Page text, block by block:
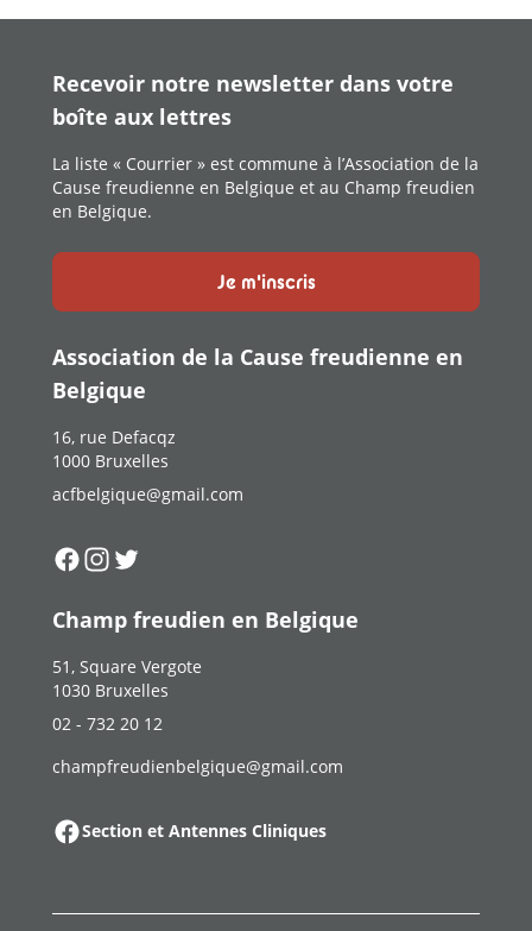
Recevoir notre newsletter dans votre
boîte aux lettres
La liste « Courrier » est commune à l’Association de la
Cause freudienne en Belgique et au Champ freudien
en Belgique.
Je m'inscris
Association de la Cause freudienne en
Belgique
16, rue Defacqz
1000 Bruxelles
acfbelgique@gmail.com
Suivez-nous sur
Suivez-nous sur
Suivez-nous sur
Champ freudien en Belgique
51, Square Vergote
1030 Bruxelles
02 - 732 20 12
champfreudienbelgique@gmail.com
Section et Antennes Cliniques